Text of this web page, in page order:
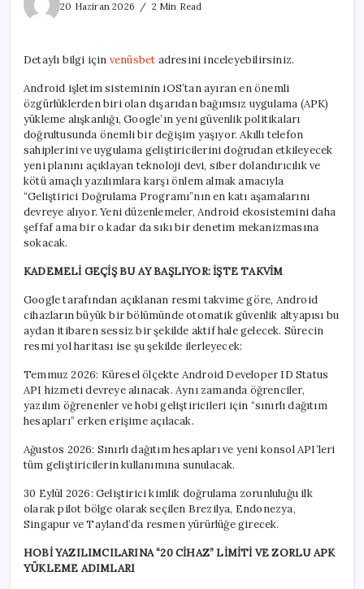
20 Haziran 2026
2 Min Read
Dışardan
yüklemek
zorlaşıyor
için
Detaylı bilgi için venüsbet adresini inceleyebilirsiniz.
Android işletim sisteminin iOS’tan ayıran en önemli
özgürlüklerden biri olan dışarıdan bağımsız uygulama (APK)
yükleme alışkanlığı, Google’ın yeni güvenlik politikaları
doğrultusunda önemli bir değişim yaşıyor. Akıllı telefon
sahiplerini ve uygulama geliştiricilerini doğrudan etkileyecek
yeni planını açıklayan teknoloji devi, siber dolandırıcılık ve
kötü amaçlı yazılımlara karşı önlem almak amacıyla
“Geliştirici Doğrulama Programı”nın en katı aşamalarını
devreye alıyor. Yeni düzenlemeler, Android ekosistemini daha
şeffaf ama bir o kadar da sıkı bir denetim mekanizmasına
sokacak.
KADEMELİ GEÇİŞ BU AY BAŞLIYOR: İŞTE TAKVİM
Google tarafından açıklanan resmi takvime göre, Android
cihazların büyük bir bölümünde otomatik güvenlik altyapısı bu
aydan itibaren sessiz bir şekilde aktif hale gelecek. Sürecin
resmi yol haritası ise şu şekilde ilerleyecek:
Temmuz 2026: Küresel ölçekte Android Developer ID Status
API hizmeti devreye alınacak. Aynı zamanda öğrenciler,
yazılım öğrenenler ve hobi geliştiricileri için “sınırlı dağıtım
hesapları” erken erişime açılacak.
Ağustos 2026: Sınırlı dağıtım hesapları ve yeni konsol API’leri
tüm geliştiricilerin kullanımına sunulacak.
30 Eylül 2026: Geliştirici kimlik doğrulama zorunluluğu ilk
olarak pilot bölge olarak seçilen Brezilya, Endonezya,
Singapur ve Tayland’da resmen yürürlüğe girecek.
HOBİ YAZILIMCILARINA “20 CİHAZ” LİMİTİ VE ZORLU APK
YÜKLEME ADIMLARI